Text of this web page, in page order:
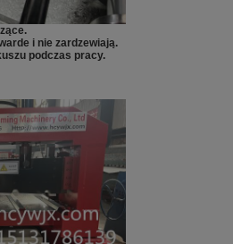
.
i nie zardzewiają.
podczas pracy.